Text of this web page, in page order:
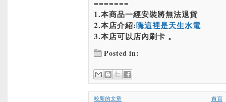
=======
1.本商品一經安裝將無法退貨
2.本店介紹:嗨這裡是天生水電
3.本店可以店內刷卡 。
Posted in:
較新的文章 首頁